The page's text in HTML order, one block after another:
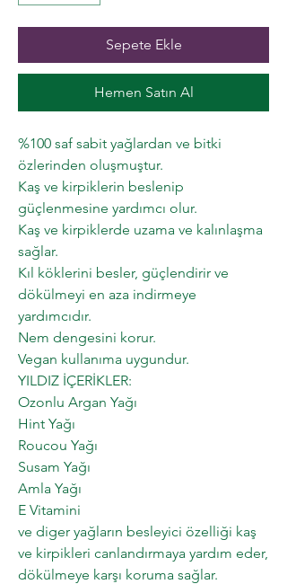
Sepete Ekle
Hemen Satın Al
%100 saf sabit yağlardan ve bitki
özlerinden oluşmuştur.
Kaş ve kirpiklerin beslenip
güçlenmesine yardımcı olur.
Kaş ve kirpiklerde uzama ve kalınlaşma
sağlar.
Kıl köklerini besler, güçlendirir ve
dökülmeyi en aza indirmeye
yardımcıdır.
Nem dengesini korur.
Vegan kullanıma uygundur.
YILDIZ İÇERİKLER:
Ozonlu Argan Yağı
Hint Yağı
Roucou Yağı
Susam Yağı
Amla Yağı
E Vitamini
ve diger yağların besleyici özelliği kaş
ve kirpikleri canlandırmaya yardım eder,
dökülmeye karşı koruma sağlar.